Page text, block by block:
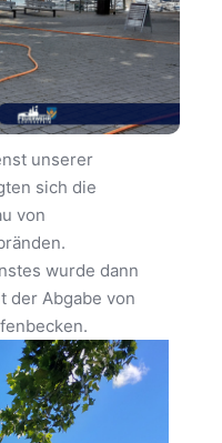
unserer
sich die
von
wurde dann
der Abgabe von